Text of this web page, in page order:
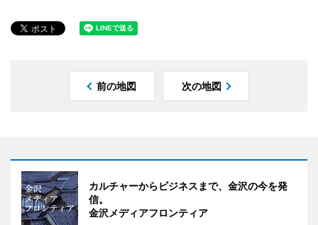
前の地図 次の地図
カルチャーからビジネスまで、金沢の今を発
信。
金沢メディアフロンティア